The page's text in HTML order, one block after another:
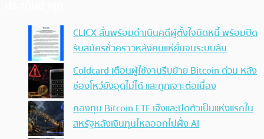
CLICX ลั่นพร้อมดำเนินคดีผู้ตั้งใจบิดหนี้ พร้อมปิด
รับสมัครชั่วคราวหลังคนแห่ยื่นจนระบบล้น
Coldcard เตือนผู้ใช้งานรีบย้าย Bitcoin ด่วน หลัง
ช่องโหว่ยังอุดไม่ได้ และถูกเจาะต่อเนื่อง
กองทุน Bitcoin ETF เจ๊งและปิดตัวเป็นแห่งแรกใน
สหรัฐหลังเงินทุนไหลออกไปฝั่ง AI